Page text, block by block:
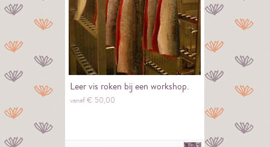
Leer vis roken bij een workshop.
vanaf € 50,00